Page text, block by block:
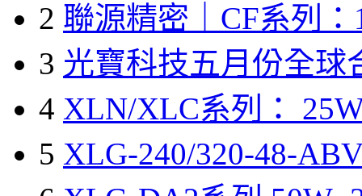
2 聯源精密｜CF系列：
3 光寶科技五月份全球
4 XLN/XLC系列：
5 XLG-240/320-48-